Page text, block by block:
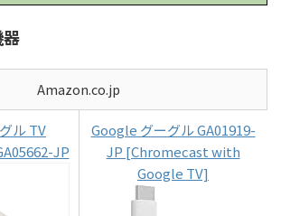
Amazon.co.jp
ル TV
JP
Google グーグル GA01919-
JP [Chromecast with
Google TV]